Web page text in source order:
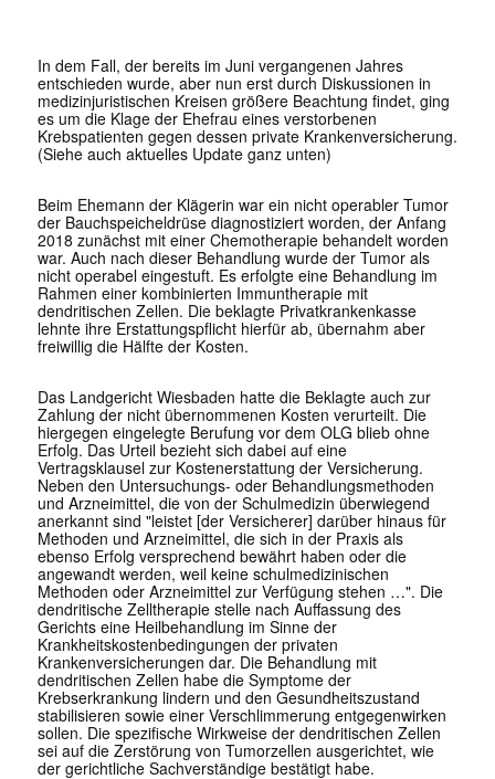
In dem Fall, der bereits im Juni vergangenen Jahres
entschieden wurde, aber nun erst durch Diskussionen in
medizinjuristischen Kreisen größere Beachtung findet, ging
es um die Klage der Ehefrau eines verstorbenen
Krebspatienten gegen dessen private Krankenversicherung.
(Siehe auch aktuelles Update ganz unten)
Beim Ehemann der Klägerin war ein nicht operabler Tumor
der Bauchspeicheldrüse diagnostiziert worden, der Anfang
2018 zunächst mit einer Chemotherapie behandelt worden
war. Auch nach dieser Behandlung wurde der Tumor als
nicht operabel eingestuft. Es erfolgte eine Behandlung im
Rahmen einer kombinierten Immuntherapie mit
dendritischen Zellen. Die beklagte Privatkrankenkasse
lehnte ihre Erstattungspflicht hierfür ab, übernahm aber
freiwillig die Hälfte der Kosten.
Das Landgericht Wiesbaden hatte die Beklagte auch zur
Zahlung der nicht übernommenen Kosten verurteilt. Die
hiergegen eingelegte Berufung vor dem OLG blieb ohne
Erfolg. Das Urteil bezieht sich dabei auf eine
Vertragsklausel zur Kostenerstattung der Versicherung.
Neben den Untersuchungs- oder Behandlungsmethoden
und Arzneimittel, die von der Schulmedizin überwiegend
anerkannt sind "leistet [der Versicherer] darüber hinaus für
Methoden und Arzneimittel, die sich in der Praxis als
ebenso Erfolg versprechend bewährt haben oder die
angewandt werden, weil keine schulmedizinischen
Methoden oder Arzneimittel zur Verfügung stehen …". Die
dendritische Zelltherapie stelle nach Auffassung des
Gerichts eine Heilbehandlung im Sinne der
Krankheitskostenbedingungen der privaten
Krankenversicherungen dar. Die Behandlung mit
dendritischen Zellen habe die Symptome der
Krebserkrankung lindern und den Gesundheitszustand
stabilisieren sowie einer Verschlimmerung entgegenwirken
sollen. Die spezifische Wirkweise der dendritischen Zellen
sei auf die Zerstörung von Tumorzellen ausgerichtet, wie
der gerichtliche Sachverständige bestätigt habe.